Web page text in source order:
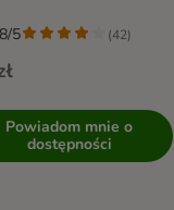
5 (42)
Powiadom mnie o
dostępności